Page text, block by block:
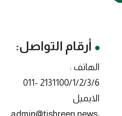
أرقام التواصل:
الهاتف :
2131100/1/2/3/6 -011
الايميل
:admin@tishreen.news